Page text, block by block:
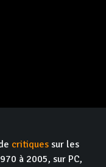
critiques sur les
à 2005, sur PC,